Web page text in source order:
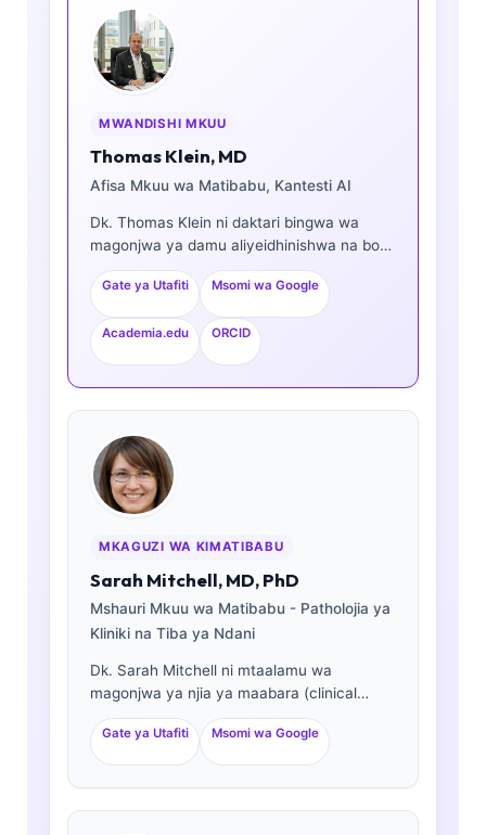
MWANDISHI MKUU
Thomas Klein, MD
Afisa Mkuu wa Matibabu, Kantesti AI
Dk. Thomas Klein ni daktari bingwa wa
magonjwa ya damu aliyeidhinishwa na bodi
na daktari wa magonjwa ya ndani, mwenye
zaidi ya miaka 15 ya uzoefu katika dawa za
maabara na uchambuzi wa kimatibabu
unaosaidiwa na AI. Kama Afisa Mkuu wa
Tiba katika Kantesti AI, anatoa usimamizi
viashirio vya kibayolojia na uchunguzi wa
maabara katika mada za dawa za maabara.
Gate ya Utafiti Msomi wa Google
Academia.edu ORCID
MKAGUZI WA KIMATIBABU
Sarah Mitchell, MD, PhD
Mshauri Mkuu wa Matibabu - Patholojia ya
Kliniki na Tiba ya Ndani
Dk. Sarah Mitchell ni mtaalamu wa
magonjwa ya njia ya maabara (clinical
pathologist) aliyeidhinishwa na bodi,
mwenye zaidi ya miaka 18 ya uzoefu. Ana
vyeti vya utaalamu katika kemia ya kliniki
za viashiria vya kiafya na uchambuzi wa
Gate ya Utafiti Msomi wa Google